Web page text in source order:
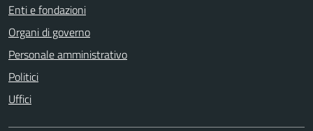
Enti e fondazioni
Organi di governo
Personale amministrativo
Politici
Uffici